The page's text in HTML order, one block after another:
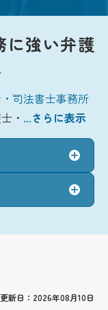
に強い弁護
司法書士事務所
・ ...さらに表示
更新日：2026年08月10日